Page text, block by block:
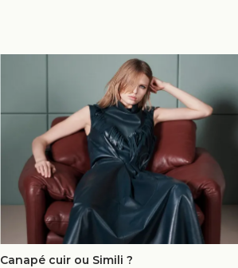
Canapé cuir ou Simili ?